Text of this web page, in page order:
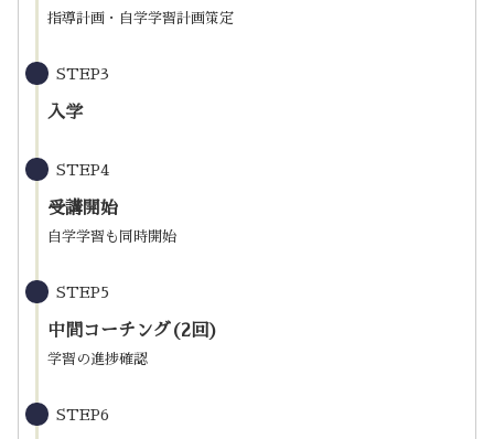
指導計画・自学学習計画策定
STEP3
入学
STEP4
受講開始
自学学習も同時開始
STEP5
中間コーチング(2回)
学習の進捗確認
STEP6